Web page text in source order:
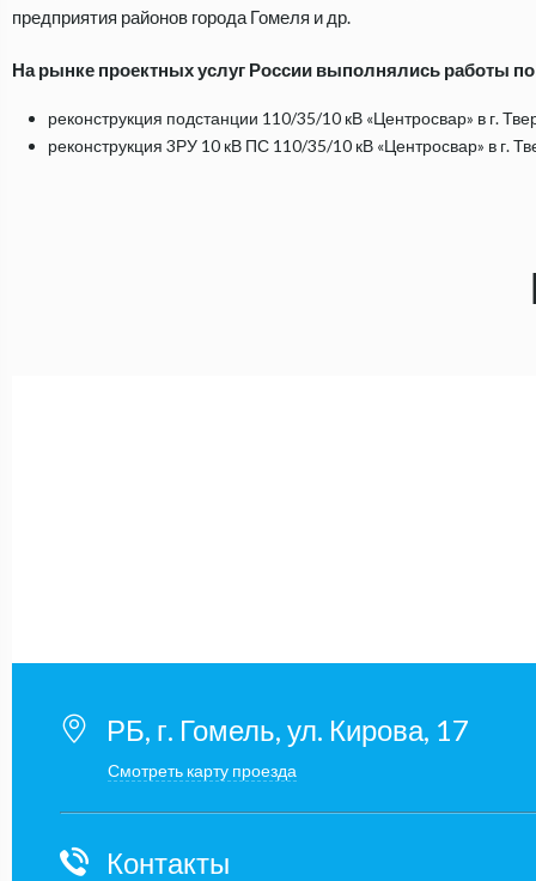
предприятия районов города Гомеля и др.
На рынке проектных услуг России выполнялись работы
реконструкция подстанции 110/35/10 кВ «Центросвар» в г.
реконструкция 3РУ 10 кВ ПС 110/35/10 кВ «Центросвар» в г.
РБ, г. Гомель, ул. Кирова, 17
Смотреть карту проезда
Контакты